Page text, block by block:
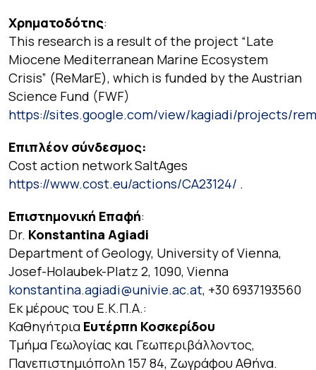
Χρηματοδότης:
This research is a result of the project “Late
Miocene Mediterranean Marine Ecosystem
Crisis” (ReMarE), which is funded by the Austrian
Science Fund (FWF)
https://sites.google.com/view/kagiadi/projects/
Επιπλέον σύνδεσμος:
Cost action network SaltAges
https://www.cost.eu/actions/CA23124/ .
Επιστημονική Επαφή:
Dr. Konstantina Agiadi
Department of Geology, University of Vienna,
Josef-Holaubek-Platz 2, 1090, Vienna
konstantina.agiadi@univie.ac.at, +30 6937193560
Εκ μέρους του Ε.Κ.Π.Α.:
Καθηγήτρια Ευτέρπη Κοσκερίδου
Τμήμα Γεωλογίας και Γεωπεριβάλλοντος,
Πανεπιστημιόπολη 157 84, Ζωγράφου Αθήνα.